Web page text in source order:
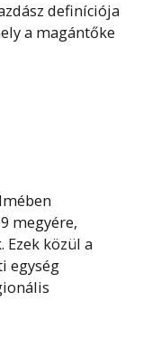
definíciója
a magántőke
megyére,
Ezek közül a
egység